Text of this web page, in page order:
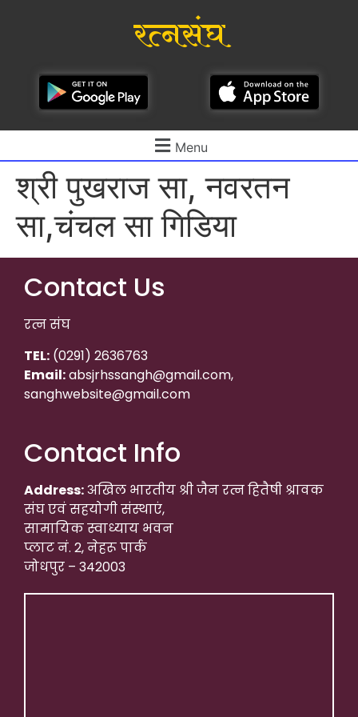
रत्नसंघ
Menu
श्री पुखराज सा, नवरतन
सा,चंचल सा गिडिया
Contact Us
रत्न संघ
TEL: (0291) 2636763
Email:absjrhssangh@gmail.com,
sanghwebsite@gmail.com
Contact Info
Address:अखिल भारतीय श्री जैन रत्न हितैषी श्रावक
संघ एवं सहयोगी संस्थाएं,
सामायिक स्वाध्याय भवन
प्लाट नं. 2, नेहरू पार्क
जोधपुर – 342003